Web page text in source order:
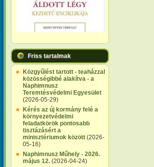
Friss tartalmak
Közgyűlést tartott - teaházzal
közösségibbé alakítva - a
Naphimnusz
Teremtésvédelmi Egyesület
(2026-05-29)
Kérés az új kormány felé a
környezetvédelmi
feladatkörök pontosabb
tisztázásért a
minisztériumok között (2026-
05-16)
Naphimnusz Műhely - 2026.
május 12. (2026-04-24)